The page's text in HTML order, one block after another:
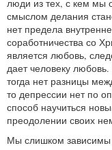
люди из тех, с кем
смыслом делания
нет предела
соработничества со
является любовь,
дает человеку
тогда нет разницы
то депрессии нет по
способ научиться
преодолении своих
Мы слишком